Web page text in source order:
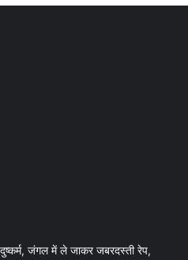
जंगल में ले जाकर जबरदस्ती रेप,